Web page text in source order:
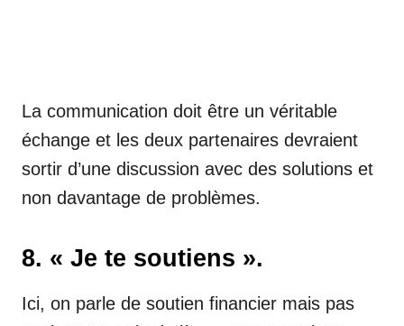
La communication doit être un véritable
échange et les deux partenaires devraient
sortir d’une discussion avec des solutions et
non davantage de problèmes.
8. « Je te soutiens ».
Ici, on parle de soutien financier mais pas